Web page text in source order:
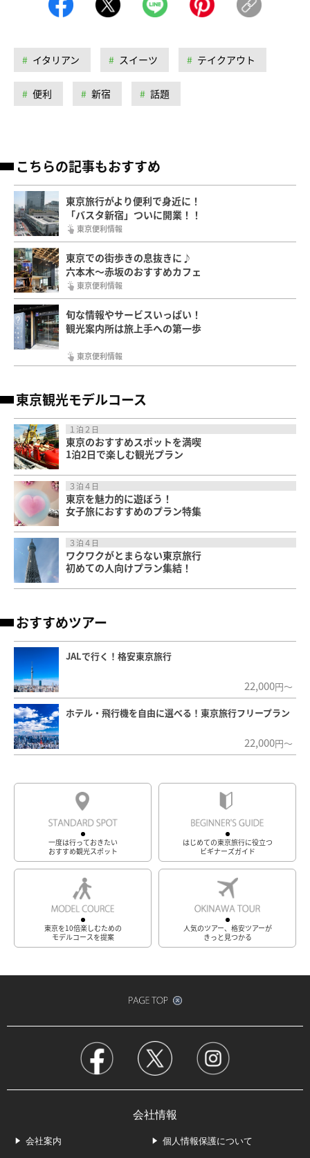
イタリアン スイーツ テイクアウト
便利 新宿 話題
こちらの記事もおすすめ
東京旅行がより便利で身近に！
「バスタ新宿」ついに開業！！
東京便利情報
東京での街歩きの息抜きに♪
六本木〜赤坂のおすすめカフェ
東京便利情報
旬な情報やサービスいっぱい！
観光案内所は旅上手への第一歩
東京便利情報
東京観光モデルコース
１泊２日
東京のおすすめスポットを満喫
1泊2日で楽しむ観光プラン
３泊４日
東京を魅力的に遊ぼう！
女子旅におすすめのプラン特集
３泊４日
ワクワクがとまらない東京旅行
初めての人向けプラン集結！
おすすめツアー
JALで行く！格安東京旅行
22,000円～
ホテル・飛行機を自由に選べる！東京旅行フリープラン
22,000円～
一度は行っておきたい
おすすめ観光スポット
はじめての東京旅行に役立つ
ビギナーズガイド
東京を10倍楽しむための
モデルコースを提案
人気のツアー、格安ツアーが
きっと見つかる
会社情報
会社案内 個人情報保護について